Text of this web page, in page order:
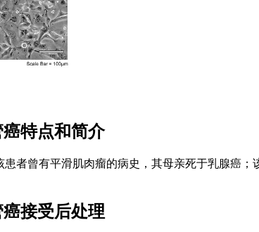
特点和简介
者曾有平滑肌肉瘤的病史，其母亲死于乳腺癌；
接受后处理